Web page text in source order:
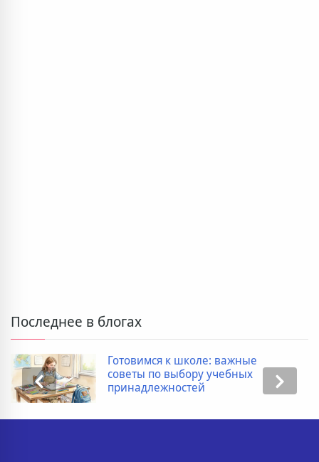
Последнее в блогах
Готовимся к школе: важные
советы по выбору учебных
принадлежностей